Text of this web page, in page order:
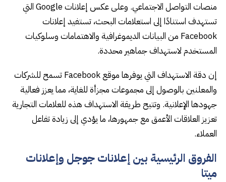
منصات التواصل الاجتماعي. وعلى عكس إعلانات Google التي
تستهدف استنادًا إلى استعلامات البحث، تستفيد إعلانات
Facebook من البيانات الديموغرافية والاهتمامات وسلوكيات
المستخدم لاستهداف جماهير محددة.
إن دقة الاستهداف التي يوفرها موقع Facebook تسمح للشركات
والمعلنين بالوصول إلى مجموعات مجزأة للغاية، مما يعزز فعالية
جهودها الإعلانية. وتتيح طريقة الاستهداف هذه للعلامات التجارية
تعزيز العلاقات الأعمق مع جمهورها، ما يؤدي إلى زيادة تفاعل
العملاء.
الفروق الرئيسية بين إعلانات جوجل وإعلانات
ميتا